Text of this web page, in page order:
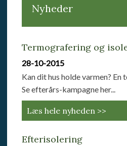
Nyheder
Termografering og
28-10-2015
Kan dit hus holde varmen?
Se efterårs-kampagne her...
Læs hele nyheden >>
Efterisolering